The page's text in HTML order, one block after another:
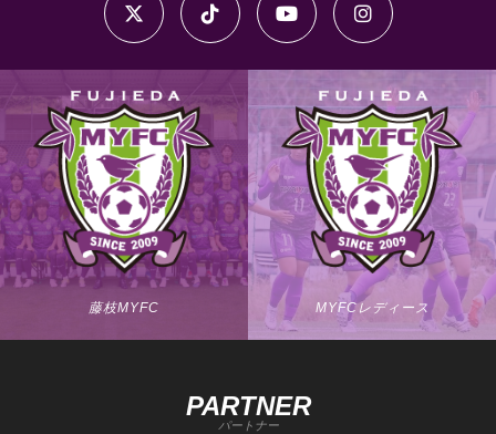
藤枝MYFC MYFCレディース
PARTNER
パートナー